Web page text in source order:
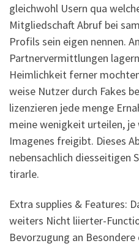
gleichwohl Usern qua
Mitgliedschaft Abruf bei
Profils sein eigen nennen.
Partnervermittlungen
Heimlichkeit ferner
weise Nutzer durch Fakes
lizenzieren jede menge
meine wenigkeit urteilen, je
Imagenes freigibt. Dieses
nebensachlich diesseitigen
tirarle.
Extra supplies & Features:
weiters Nicht liierter-
Bevorzugung an